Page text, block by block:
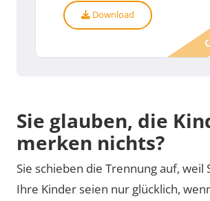
Download
Sie glauben, die
merken nichts?
Sie schieben die Trennung auf, weil
Ihre Kinder seien nur glücklich,